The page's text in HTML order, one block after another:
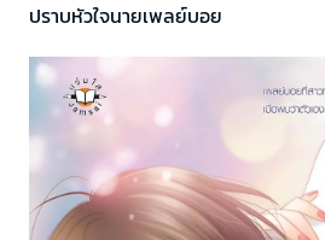
ปราบหัวใจนายเพลย์บอย